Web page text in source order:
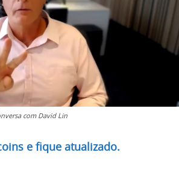
com David Lin
e fique atualizado.